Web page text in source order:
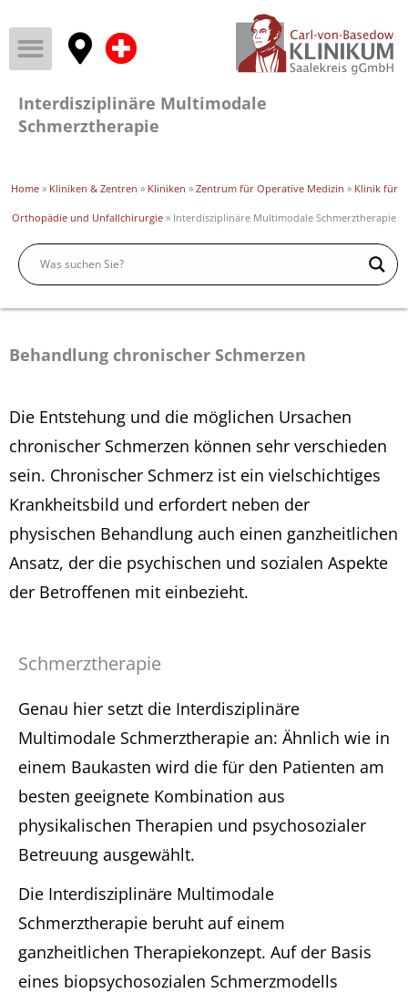
Interdisziplinäre Multimodale
Schmerztherapie
Home» Kliniken & Zentren » Kliniken » Zentrum für Operative Medizin » Klinik für
Orthopädie und Unfallchirurgie » Interdisziplinäre Multimodale Schmerztherapie
Behandlung chronischer Schmerzen
Die Entstehung und die möglichen Ursachen
chronischer Schmerzen können sehr verschieden
sein. Chronischer Schmerz ist ein vielschichtiges
Krankheitsbild und erfordert neben der
physischen Behandlung auch einen ganzheitlichen
Ansatz, der die psychischen und sozialen Aspekte
der Betroffenen mit einbezieht.
Schmerztherapie
Genau hier setzt die Interdisziplinäre
Multimodale Schmerztherapie an: Ähnlich wie in
einem Baukasten wird die für den Patienten am
besten geeignete Kombination aus
physikalischen Therapien und psychosozialer
Betreuung ausgewählt.
Die Interdisziplinäre Multimodale
Schmerztherapie beruht auf einem
ganzheitlichen Therapiekonzept. Auf der Basis
eines biopsychosozialen Schmerzmodells